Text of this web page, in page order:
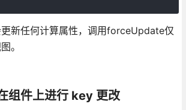
新任何计算属性，调用forceUpdate仅
。
组件上进行 key 更改